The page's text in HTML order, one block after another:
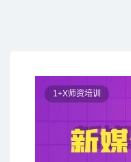
1+X师资培训